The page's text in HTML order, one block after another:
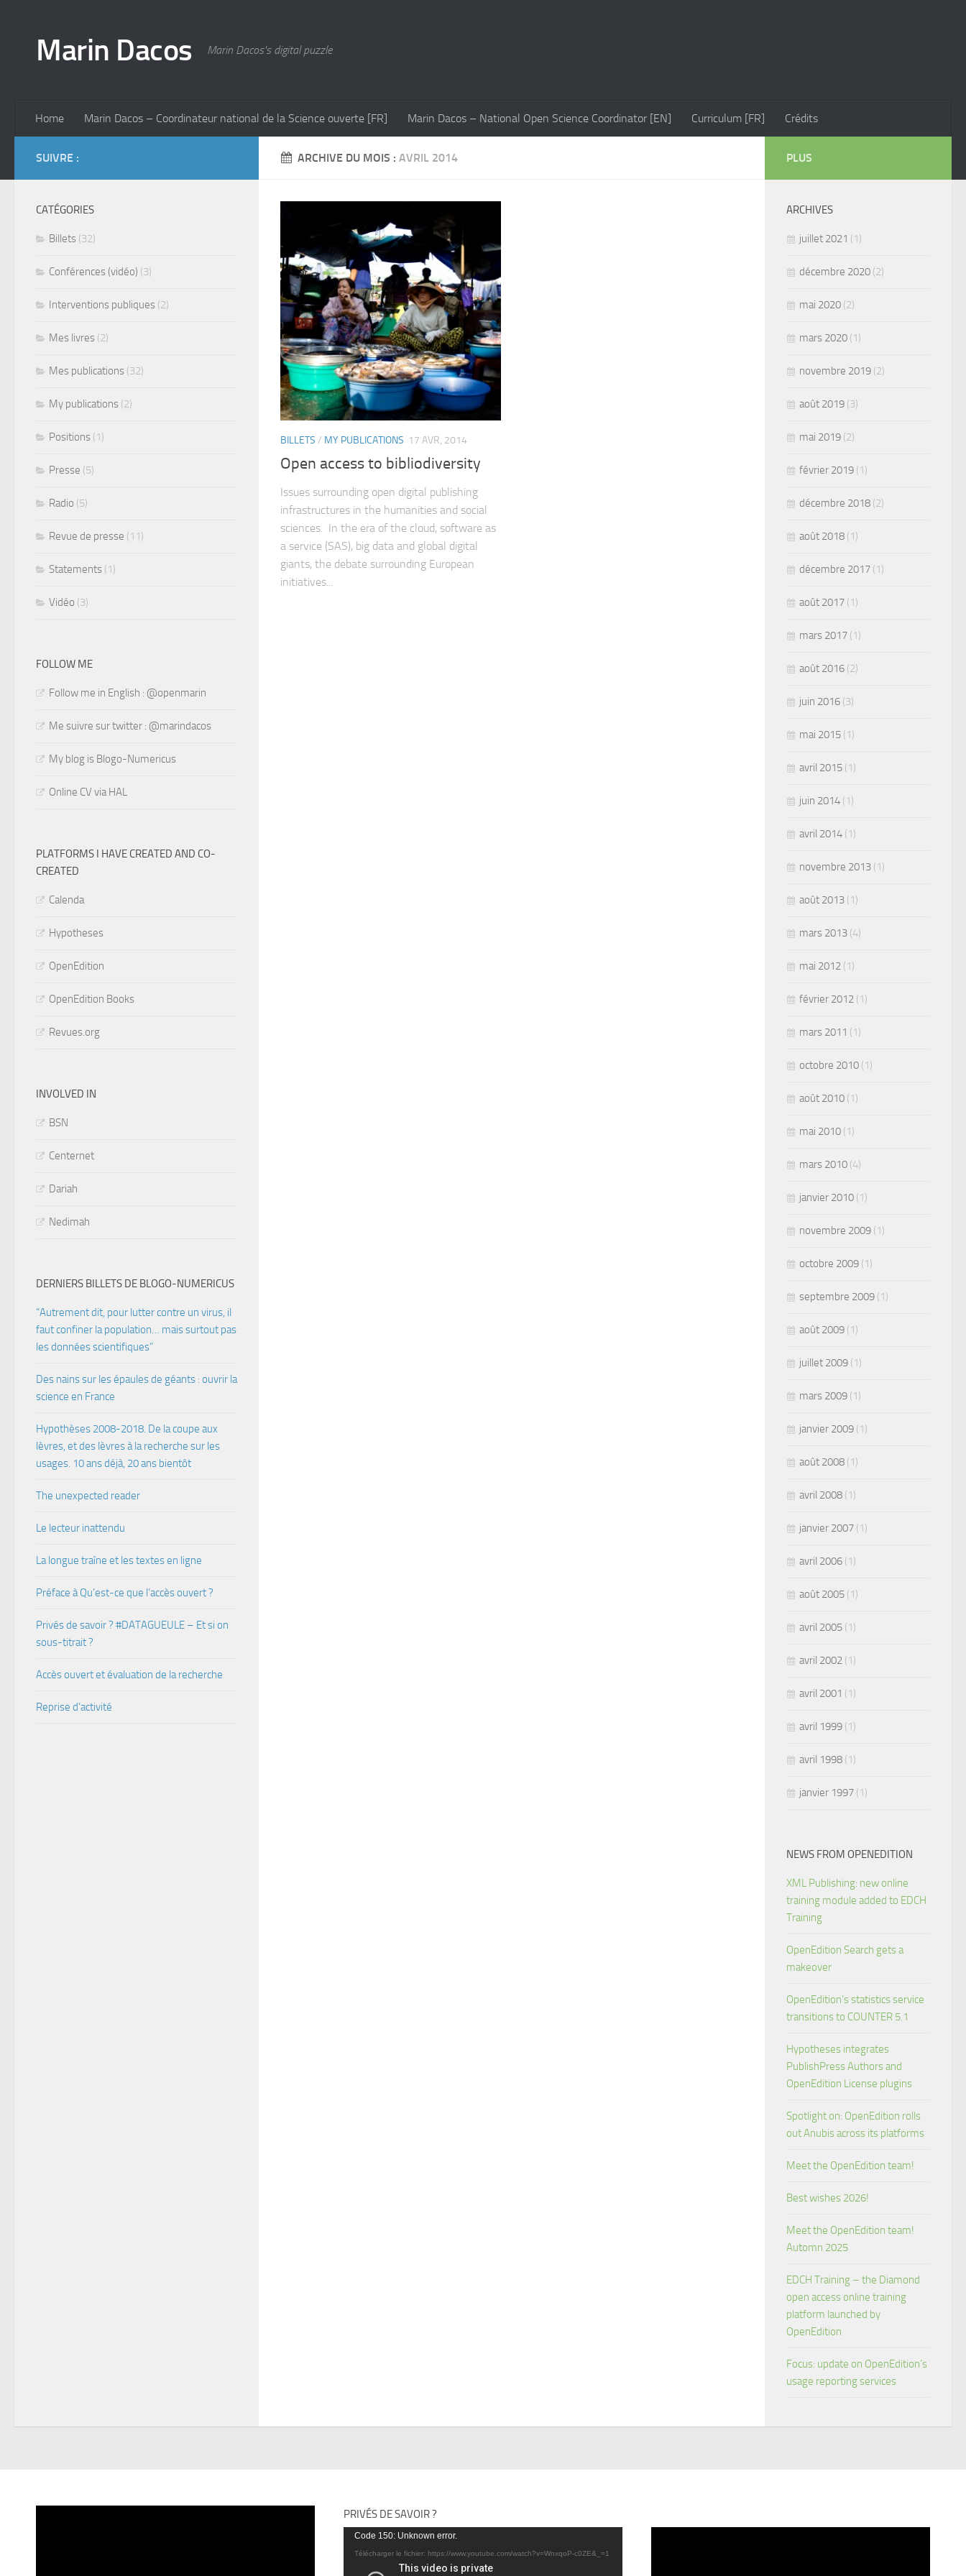
Marin Dacos Marin Dacos's digital puzzle
Home Marin Dacos – Coordinateur national de la Science ouverte [FR] Marin Dacos – National Open Science Coordinator [EN] Curriculum [FR] Crédits
ARCHIVE DU MOIS : AVRIL 2014
BILLETS / MY PUBLICATIONS 17 AVR, 2014
Open access to bibliodiversity
Issues surrounding open digital publishing
infrastructures in the humanities and social
sciences. In the era of the cloud, software as
a service (SAS), big data and global digital
giants, the debate surrounding European
initiatives...
SUIVRE :
CATÉGORIES
Billets (32)
Conférences (vidéo) (3)
Interventions publiques (2)
Mes livres (2)
Mes publications (32)
My publications (2)
Positions (1)
Presse (5)
Radio (5)
Revue de presse (11)
Statements (1)
Vidéo (3)
FOLLOW ME
Follow me in English : @openmarin
Me suivre sur twitter : @marindacos
My blog is Blogo-Numericus
Online CV via HAL
PLATFORMS I HAVE CREATED AND CO-
CREATED
Calenda
Hypotheses
OpenEdition
OpenEdition Books
Revues.org
INVOLVED IN
BSN
Centernet
Dariah
Nedimah
DERNIERS BILLETS DE BLOGO-NUMERICUS
“Autrement dit, pour lutter contre un virus, il
faut confiner la population… mais surtout pas
les données scientifiques”
Des nains sur les épaules de géants : ouvrir la
science en France
Hypothèses 2008-2018. De la coupe aux
lèvres, et des lèvres à la recherche sur les
usages. 10 ans déjà, 20 ans bientôt
The unexpected reader
Le lecteur inattendu
La longue traîne et les textes en ligne
Préface à Qu’est-ce que l’accès ouvert ?
Privés de savoir ? #DATAGUEULE – Et si on
sous-titrait ?
Accès ouvert et évaluation de la recherche
Reprise d’activité
PLUS
ARCHIVES
juillet 2021 (1)
décembre 2020 (2)
mai 2020 (2)
mars 2020 (1)
novembre 2019 (2)
août 2019 (3)
mai 2019 (2)
février 2019 (1)
décembre 2018 (2)
août 2018 (1)
décembre 2017 (1)
août 2017 (1)
mars 2017 (1)
août 2016 (2)
juin 2016 (3)
mai 2015 (1)
avril 2015 (1)
juin 2014 (1)
avril 2014 (1)
novembre 2013 (1)
août 2013 (1)
mars 2013 (4)
mai 2012 (1)
février 2012 (1)
mars 2011 (1)
octobre 2010 (1)
août 2010 (1)
mai 2010 (1)
mars 2010 (4)
janvier 2010 (1)
novembre 2009 (1)
octobre 2009 (1)
septembre 2009 (1)
août 2009 (1)
juillet 2009 (1)
mars 2009 (1)
janvier 2009 (1)
août 2008 (1)
avril 2008 (1)
janvier 2007 (1)
avril 2006 (1)
août 2005 (1)
avril 2005 (1)
avril 2002 (1)
avril 2001 (1)
avril 1999 (1)
avril 1998 (1)
janvier 1997 (1)
NEWS FROM OPENEDITION
XML Publishing: new online
training module added to EDCH
Training
OpenEdition Search gets a
makeover
OpenEdition’s statistics service
transitions to COUNTER 5.1
Hypotheses integrates
PublishPress Authors and
OpenEdition License plugins
Spotlight on: OpenEdition rolls
out Anubis across its platforms
Meet the OpenEdition team!
Best wishes 2026!
Meet the OpenEdition team!
Automn 2025
EDCH Training – the Diamond
open access online training
platform launched by
OpenEdition
Focus: update on OpenEdition’s
usage reporting services
PRIVÉS DE SAVOIR ?
Lecteur
vidéo
Code 150: Unknown error.
Télécharger le fichier: https://www.youtube.com/watch?v=WnxqoP-c0ZE&_=1